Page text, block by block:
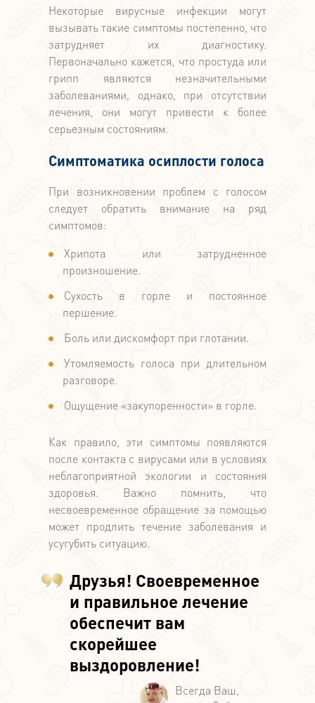
Некоторые вирусные инфекции могут
вызывать такие симптомы постепенно, что
затрудняет их диагностику.
Первоначально кажется, что простуда или
грипп являются незначительными
заболеваниями, однако, при отсутствии
лечения, они могут привести к более
серьезным состояниям.
Симптоматика осиплости голоса
При возникновении проблем с голосом
следует обратить внимание на ряд
симптомов:
Хрипота или затрудненное
произношение.
Сухость в горле и постоянное
першение.
Боль или дискомфорт при глотании.
Утомляемость голоса при длительном
разговоре.
Ощущение «закупоренности» в горле.
Как правило, эти симптомы появляются
после контакта с вирусами или в условиях
неблагоприятной экологии и состояния
здоровья. Важно помнить, что
несвоевременное обращение за помощью
может продлить течение заболевания и
усугубить ситуацию.
Друзья! Своевременное
и правильное лечение
обеспечит вам
скорейшее
выздоровление!